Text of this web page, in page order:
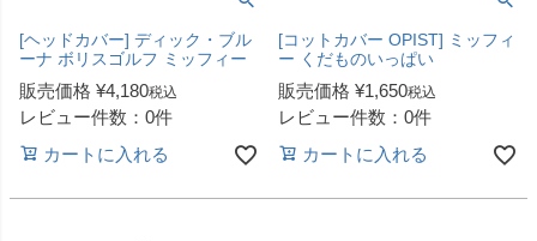
[ヘッドカバー] ディック・ブル
ーナ ボリスゴルフ ミッフィー
販売価格 ¥4,180税込
レビュー件数：0件
カートに入れる
[コットカバー OPIST] ミッフィ
ー くだものいっぱい
販売価格 ¥1,650税込
レビュー件数：0件
カートに入れる